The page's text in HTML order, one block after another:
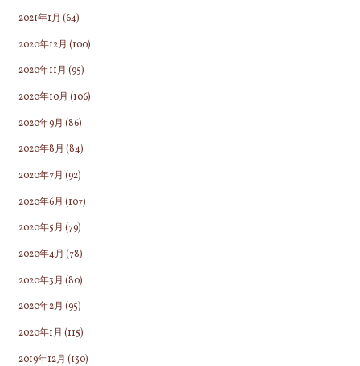
2021年1月 (64)
2020年12月 (100)
2020年11月 (95)
2020年10月 (106)
2020年9月 (86)
2020年8月 (84)
2020年7月 (92)
2020年6月 (107)
2020年5月 (79)
2020年4月 (78)
2020年3月 (80)
2020年2月 (95)
2020年1月 (115)
2019年12月 (130)